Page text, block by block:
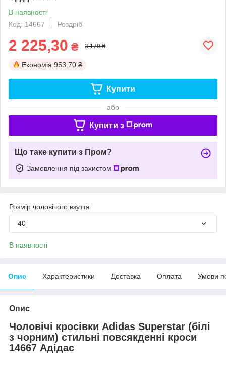
В наявності
Код: 14667
Роздріб
2 225,30 ₴ 3 179 ₴
Економія 953.70 ₴
Купити
або
Купити з
Що таке купити з Пром?
Замовлення під захистом
Розмір чоловічого взуття
40
В наявності
Опис Характеристики Доставка Оплата Умови
Опис
Чоловічі кросівки Adidas Superstar (білі
з чорним) стильні повсякденні кроси
14667 Адідас